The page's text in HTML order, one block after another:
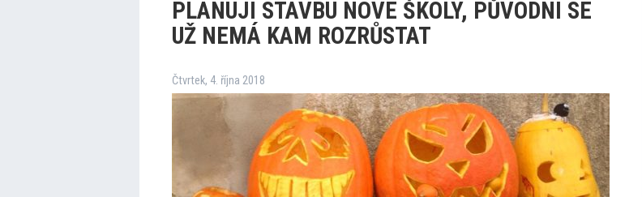
PLÁNUJÍ STAVBU NOVÉ ŠKOLY, PŮVODNÍ SE
UŽ NEMÁ KAM ROZRŮSTAT
Čtvrtek, 4. října 2018